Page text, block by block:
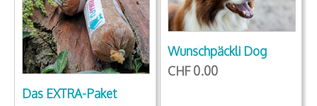
Das EXTRA-Paket
Wunschpäckli Dog
CHF 0.00